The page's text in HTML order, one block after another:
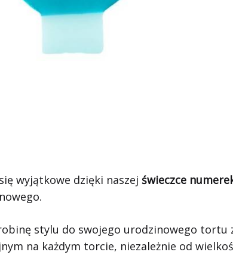
wyjątkowe dzięki naszej świeczce
stylu do swojego urodzinowego tortu
na każdym torcie, niezależnie od